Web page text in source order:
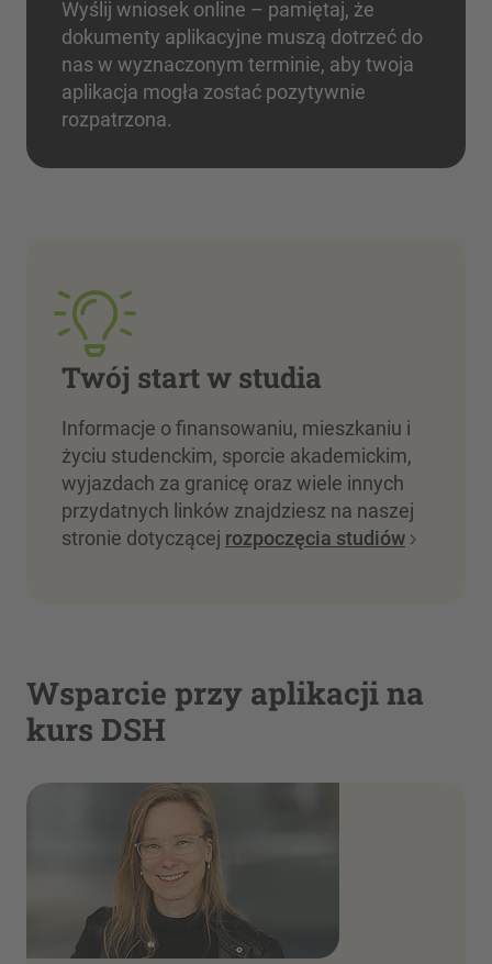
Wyślij wniosek online – pamiętaj, że
dokumenty aplikacyjne muszą dotrzeć do
nas w wyznaczonym terminie, aby twoja
aplikacja mogła zostać pozytywnie
rozpatrzona.
Twój start w studia
Informacje o finansowaniu, mieszkaniu i
życiu studenckim, sporcie akademickim,
wyjazdach za granicę oraz wiele innych
przydatnych linków znajdziesz na naszej
stronie dotyczącej rozpoczęcia studiów
Wsparcie przy aplikacji na
kurs DSH